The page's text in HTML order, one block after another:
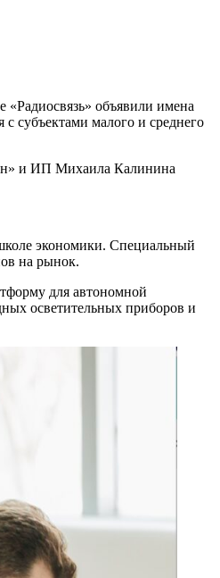
объявили имена
субъектами малого и среднего
и ИП Михаила Калинина
экономики. Специальный
на рынок.
для автономной
осветительных приборов и